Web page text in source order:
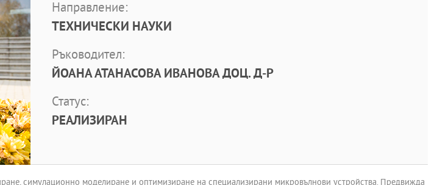
Направление:
ТЕХНИЧЕСКИ НАУКИ
Ръководител:
ЙОАНА АТАНАСОВА ИВАНОВА ДОЦ. Д-Р
Статус:
РЕАЛИЗИРАН